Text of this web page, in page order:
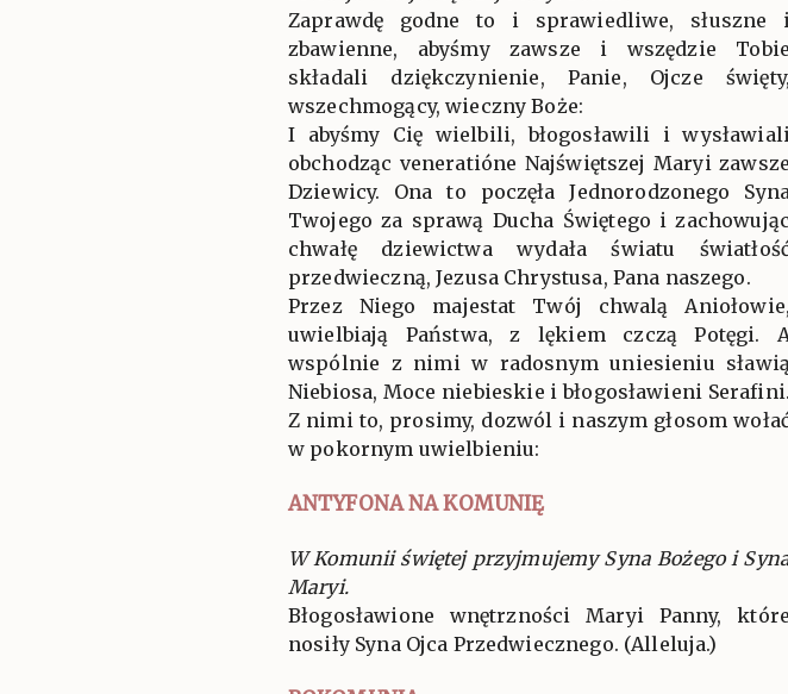
Zaprawdę godne to i sprawiedliwe, słuszne i
zbawienne, abyśmy zawsze i wszędzie Tobie
składali dziękczynienie, Panie, Ojcze święty,
wszechmogący, wieczny Boże:
I abyśmy Cię wielbili, błogosławili i wysławiali
obchodząc veneratióne Najświętszej Maryi zawsze
Dziewicy. Ona to poczęła Jednorodzonego Syna
Twojego za sprawą Ducha Świętego i zachowując
chwałę dziewictwa wydała światu
przedwieczną, Jezusa Chrystusa, Pana naszego.
Przez Niego majestat Twój chwalą Aniołowie,
uwielbiają Państwa, z lękiem czczą Potęgi.
wspólnie z nimi w radosnym uniesieniu sławią
Niebiosa, Moce niebieskie i błogosławieni Serafini.
Z nimi to, prosimy, dozwól i naszym głosom
w pokornym uwielbieniu:
ANTYFONA NA KOMUNIĘ
W Komunii świętej przyjmujemy Syna Bożego i
Maryi.
Błogosławione wnętrzności Maryi Panny, które
nosiły Syna Ojca Przedwiecznego. (Alleluja.)